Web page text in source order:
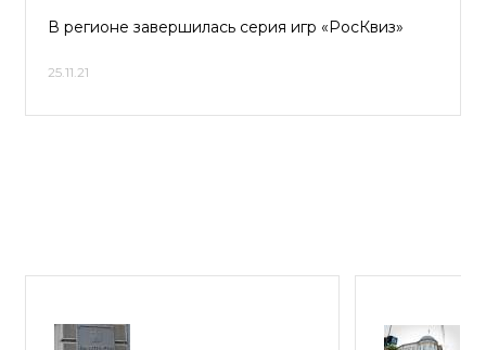
В регионе завершилась серия игр «РосКвиз»
25.11.21